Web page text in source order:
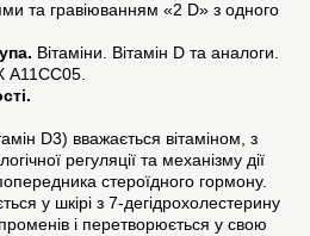
та гравіюванням «2 D» з одного
Вітаміни. Вітамін D та аналоги.
A11CC05.
D3) вважається вітаміном, з
регуляції та механізму дії
стероїдного гормону.
у шкірі з 7-дегідрохолестерину
і перетворюється у свою